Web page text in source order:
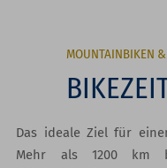
MOUNTAINBIKEN
Das ideale Ziel für
Mehr als 1200 km